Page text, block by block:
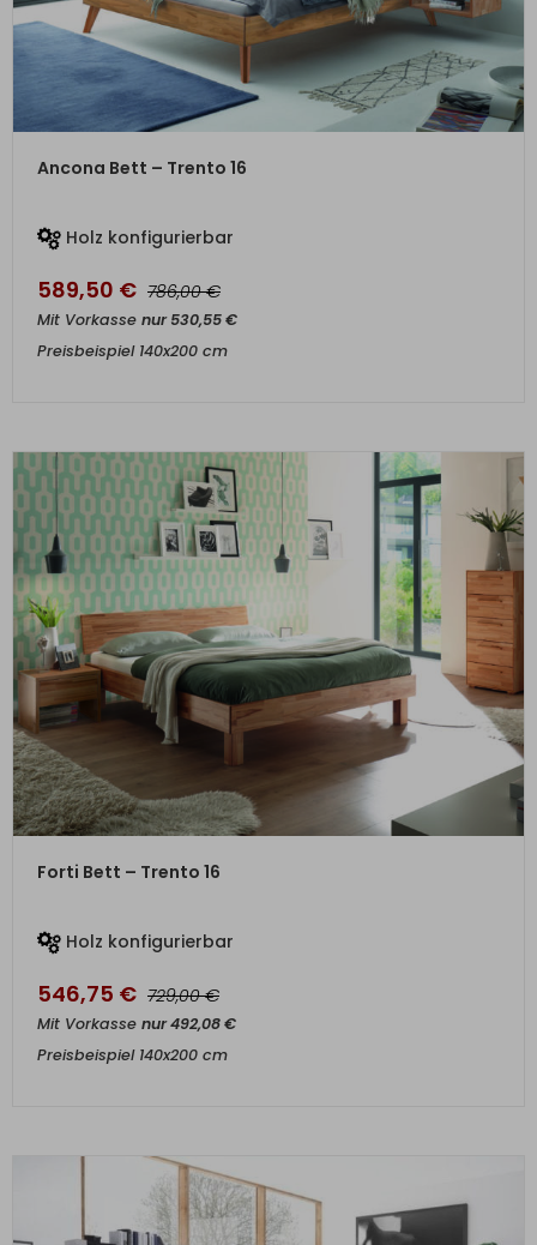
Ancona Bett – Trento 16
Holz konfigurierbar
589,50 € 786,00€
Mit Vorkasse nur530,55€
Preisbeispiel 140x200 cm
Forti Bett – Trento 16
Holz konfigurierbar
546,75 € 729,00€
Mit Vorkasse nur492,08€
Preisbeispiel 140x200 cm